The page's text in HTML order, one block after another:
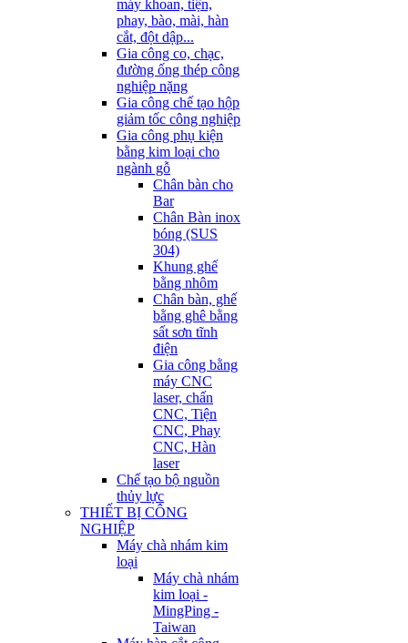
máy khoan, tiện,
phay, bào, mài, hàn
cắt, đột dập...
Gia công co, chạc,
đường ống thép công
nghiệp nặng
Gia công chế tạo hộp
giảm tốc công nghiệp
Gia công phụ kiện
bằng kim loại cho
ngành gỗ
Chân bàn cho
Bar
Chân Bàn inox
bóng (SUS
304)
Khung ghế
bằng nhôm
Chân bàn, ghế
bằng ghê bằng
sất sơn tĩnh
điện
Gia công bằng
máy CNC
laser, chấn
CNC, Tiện
CNC, Phay
CNC, Hàn
laser
Chế tạo bộ nguồn
thủy lực
THIẾT BỊ CÔNG
NGHIỆP
Máy chà nhám kim
loại
Máy chà nhám
kim loại -
MingPing -
Taiwan